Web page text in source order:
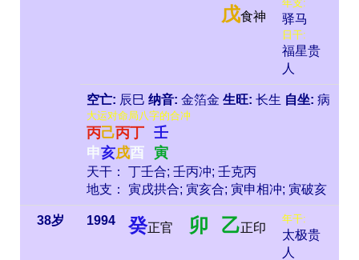
戊食神
年支:
驿马
日干:
福星贵
人
空亡: 辰巳 纳音: 金箔金 生旺: 长生 自坐: 病
大运对命局八字的合冲
丙己丙丁 壬
申亥戌酉 寅
天干： 丁壬合; 壬丙冲; 壬克丙
地支： 寅戌拱合; 寅亥合; 寅申相冲; 寅破亥
38岁 1994 癸正官 卯 乙正印
年干:
太极贵
人